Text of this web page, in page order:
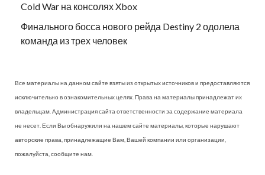
Cold War на консолях Xbox
Финального босса нового рейда Destiny 2 одолела
команда из трех человек
Все материалы на данном сайте взяты из открытых источников и предоставляются
исключительно в ознакомительных целях. Права на материалы принадлежат их
владельцам. Администрация сайта ответственности за содержание материала
не несет. Если Вы обнаружили на нашем сайте материалы, которые нарушают
авторские права, принадлежащие Вам, Вашей компании или организации,
пожалуйста, сообщите нам.